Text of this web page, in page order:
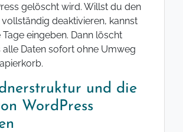
gelöscht wird. Willst du den
deaktivieren, kannst
eingeben. Dann löscht
alle Daten sofort ohne Umweg
und die
WordPress